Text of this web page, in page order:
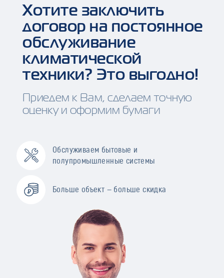
Хотите заключить
договор на постоянное
обслуживание
климатической
техники? Это выгодно!
Приедем к Вам, сделаем точную
оценку и оформим бумаги
Обслуживаем бытовые и
полупромышленные системы
Больше объект — больше скидка